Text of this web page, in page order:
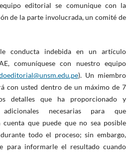
editorial se comunique con la
de la parte involucrada, un comité de
conducta indebida en un artículo
comuníquese con nuestro equipo
). Un miembro
con usted dentro de un máximo de 7
detalles que ha proporcionado y
necesarias para que
cuenta que puede que no sea posible
todo el proceso; sin embargo,
para informarle el resultado cuando